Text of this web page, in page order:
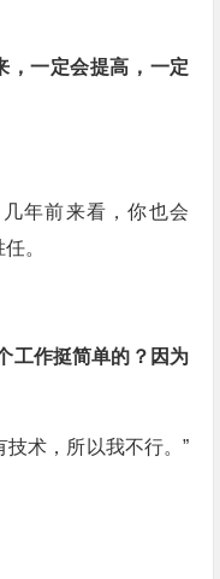
，一定会提高，一定
年前来看，你也会
。
工作挺简单的？因为
术，所以我不行。”